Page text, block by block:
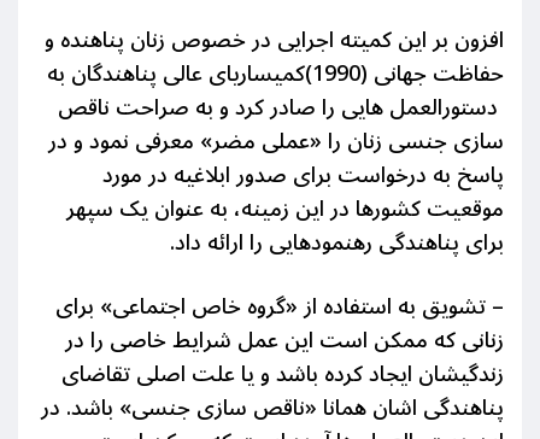
افزون بر این کمیته اجرایی در خصوص زنان پناهنده و
حفاظت جهانی (1990)کمیساریای عالی پناهندگان به
دستورالعمل هایی را صادر کرد و به صراحت ناقص
سازی جنسی زنان را «عملی مضر» معرفی نمود و در
پاسخ به درخواست برای صدور ابلاغیه در مورد
موقعیت کشورها در این زمینه، به عنوان یک سپهر
برای پناهندگی رهنمودهایی را ارائه داد.
– تشویق به استفاده از «گروه خاص اجتماعی» برای
زنانی که ممکن است این عمل شرایط خاصی را در
زندگیشان ایجاد کرده باشد و یا علت اصلی تقاضای
پناهندگی اشان همانا «ناقص سازی جنسی» باشد. در